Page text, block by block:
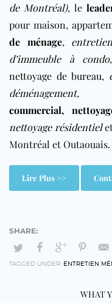
de Montréal), le
pour maison,
de ménage,
d’immeuble à condo
nettoyage de bureau,
déménagement
commercial,
nettoyage résidentiel
Montréal et Outaouais.
Lire Plus >>
TAGGED UNDER: ENTRETIEN
WHAT